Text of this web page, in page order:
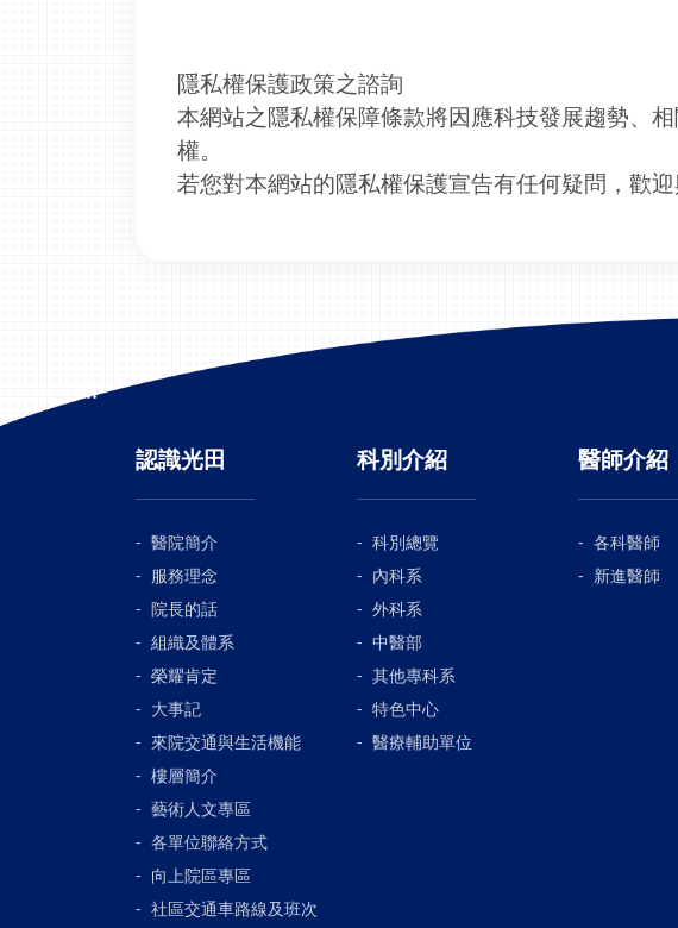
隱私權保護政策之諮詢
本網站之隱私權保障條款將因應科技發展趨勢、
權。
若您對本網站的隱私權保護宣告有任何疑問，歡
:::
認識光田
醫院簡介
服務理念
院長的話
組織及體系
榮耀肯定
大事記
來院交通與生活機能
樓層簡介
藝術人文專區
各單位聯絡方式
向上院區專區
社區交通車路線及班次
科別介紹
科別總覽
內科系
外科系
中醫部
其他專科系
特色中心
醫療輔助單位
醫師介紹
各科醫師
新進醫師